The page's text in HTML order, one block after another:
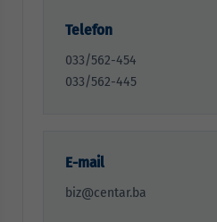
Telefon
033/562-454
033/562-445
E-mail
biz@centar.ba